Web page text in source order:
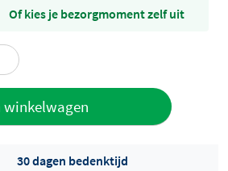
Of kies je bezorgmoment zelf uit
winkelwagen
30 dagen bedenktijd